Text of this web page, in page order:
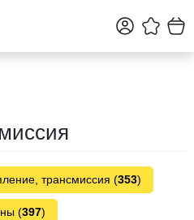
трансмиссия (353)
(397)